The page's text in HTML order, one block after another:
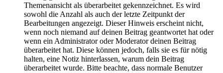
Themenansicht als überarbeitet gekennzeichnet. Es wird
sowohl die Anzahl als auch der letzte Zeitpunkt der
Bearbeitungen angezeigt. Dieser Hinweis erscheint nicht,
wenn noch niemand auf deinen Beitrag geantwortet hat oder
wenn ein Administrator oder Moderator deinen Beitrag
überarbeitet hat. Diese können jedoch, falls sie es für nötig
halten, eine Notiz hinterlassen, warum dein Beitrag
überarbeitet wurde. Bitte beachte, dass normale Benutzer